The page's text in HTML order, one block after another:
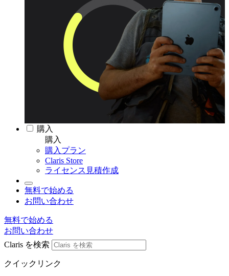
購入
購入
購入プラン
Claris Store
ライセンス見積作成
無料で始める
お問い合わせ
無料で始める
お問い合わせ
Claris を検索
クイックリンク